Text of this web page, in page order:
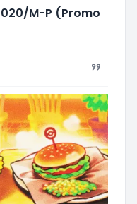
020/M-P (Promo